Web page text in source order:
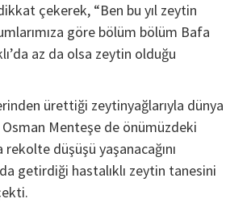
çekerek, “Ben bu yıl zeytin
göre bölüm bölüm Bafa
az da olsa zeytin olduğu
ürettiği zeytinyağlarıyla dünya
Menteşe de önümüzdeki
düşüşü yaşanacağını
getirdiği hastalıklı zeytin tanesini